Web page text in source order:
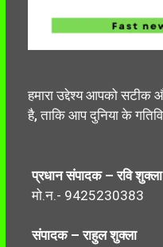
हमारा उद्देश्य आपको सटीक
है, ताकि आप दुनिया के
प्रधान संपादक – रवि शुक्ला
मो.न.- 9425230383
संपादक – राहुल शुक्ला